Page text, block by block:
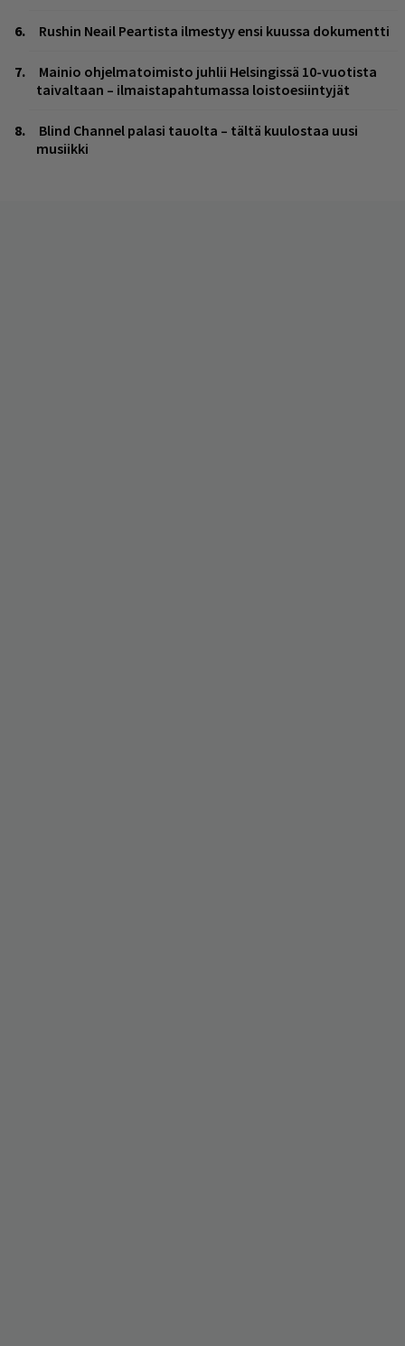
Rushin Neail Peartista ilmestyy ensi kuussa dokumentti
Mainio ohjelmatoimisto juhlii Helsingissä 10-vuotista
taivaltaan – ilmaistapahtumassa loistoesiintyjät
Blind Channel palasi tauolta – tältä kuulostaa uusi
musiikki